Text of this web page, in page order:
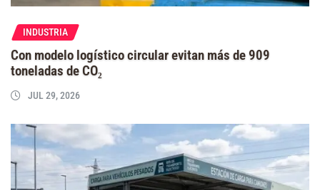
INDUSTRIA
Con modelo logístico circular evitan más de 909
toneladas de CO₂
JUL 29, 2026